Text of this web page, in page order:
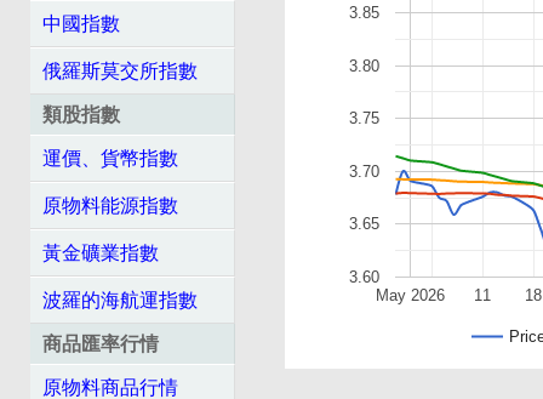
中國指數
俄羅斯莫交所指數
類股指數
運價、貨幣指數
原物料能源指數
黃金礦業指數
波羅的海航運指數
商品匯率行情
原物料商品行情
May 2026 11 18
3.60
3.65
3.70
3.75
3.80
3.85